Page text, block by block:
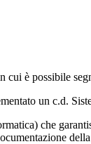
è possibile
un c.d.
che